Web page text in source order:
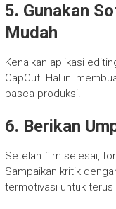
5. Gunakan
Mudah
Kenalkan aplikasi
CapCut. Hal ini
pasca-produksi.
6. Berikan
Setelah film selesai,
Sampaikan kritik
termotivasi untuk terus